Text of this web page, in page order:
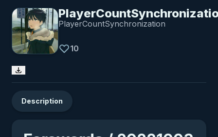
PlayerCountSynchronization
10
Description